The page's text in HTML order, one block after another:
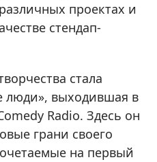
проектах и
стендап-
стала
люди», выходившая в
Radio. Здесь он
грани своего
на первый